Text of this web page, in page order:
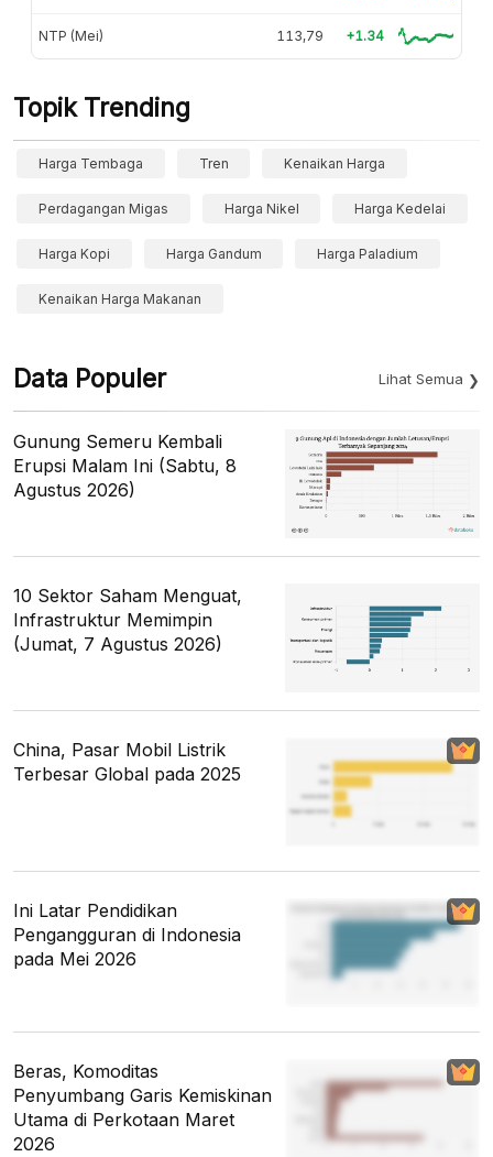
NTP (Mei) 113,79 +1.34
Topik Trending
Harga Tembaga Tren Kenaikan Harga
Perdagangan Migas Harga Nikel Harga Kedelai
Harga Kopi Harga Gandum Harga Paladium
Kenaikan Harga Makanan
Data Populer Lihat Semua
Gunung Semeru Kembali
Erupsi Malam Ini (Sabtu, 8
Agustus 2026)
10 Sektor Saham Menguat,
Infrastruktur Memimpin
(Jumat, 7 Agustus 2026)
China, Pasar Mobil Listrik
Terbesar Global pada 2025
Ini Latar Pendidikan
Pengangguran di Indonesia
pada Mei 2026
Beras, Komoditas
Penyumbang Garis Kemiskinan
Utama di Perkotaan Maret
2026